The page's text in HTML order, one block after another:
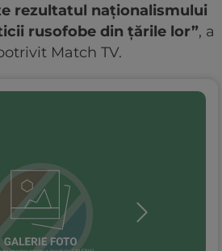
rezultatul naționalismului
rusofobe din țările lor”, a
Match TV.